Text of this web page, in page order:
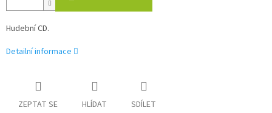
Hudební CD.
Detailní informace
ZEPTAT SE HLÍDAT SDÍLET